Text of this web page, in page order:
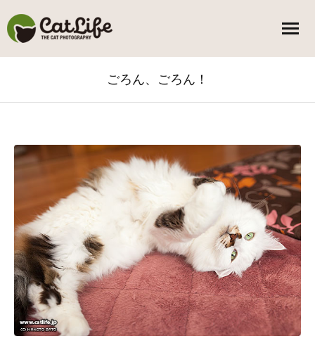
ごろん、ごろん！